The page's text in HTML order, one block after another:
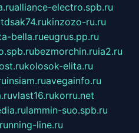
alliance-electro.spb.ru
tdsak74.rukinzozo-ru.ru
bella.rueugrus.pp.ru
bezmorchin.ruia2.ru
kolosok-elita.ru
insiam.ruavegainfo.ru
vlast16.rukorru.net
lammin-suo.spb.ru
running-line.ru